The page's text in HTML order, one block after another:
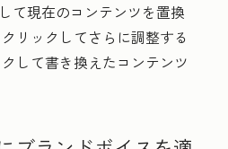
て現在のコンテンツを置換
リックしてさらに調整する
して書き換えたコンテンツ